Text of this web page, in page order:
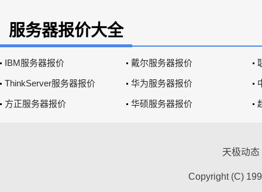
服务器报价大全
IBM服务器报价 戴尔服务器报价
ThinkServer服务器报价 华为服务器报价
方正服务器报价 华硕服务器报价
天极动态
Copyright (C)